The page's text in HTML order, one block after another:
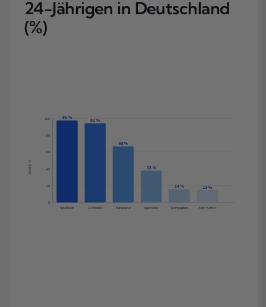
24-Jährigen in Deutschland
(%)
0
20
40
60
80
100 85 %
Sparbuch
82 %
Girokonto
58 %
Bankkarte
33 %
Sparkonto
14 %
Wertpapiere
13 %
Kein Konto
Anteil in %